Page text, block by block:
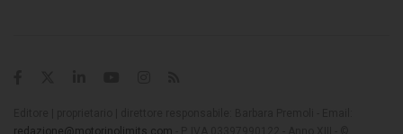
redazione@motorinolimits.com